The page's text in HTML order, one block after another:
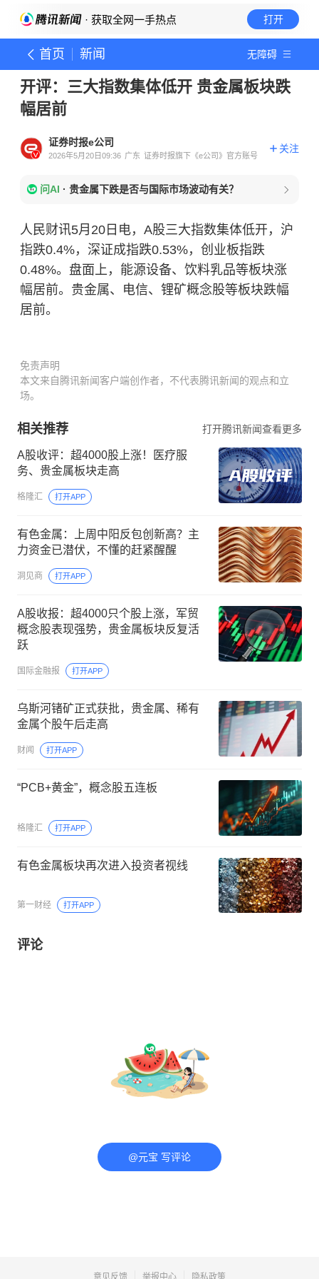
· 获取全网一手热点 打开
首页 新闻 无障碍
开评：三大指数集体低开 贵金属板块跌
幅居前
证券时报e公司
2026年5月20日09:36 广东 证券时报旗下《e公司》官方账号
关注
问AI · 贵金属下跌是否与国际市场波动有关？
人民财讯5月20日电，A股三大指数集体低开，沪
指跌0.4%，深证成指跌0.53%，创业板指跌
0.48%。盘面上，能源设备、饮料乳品等板块涨
幅居前。 贵金属、电信、锂矿概念股等板块跌幅
居前。
免责声明
本文来自腾讯新闻客户端创作者，不代表腾讯新闻的观点和立
场。
相关推荐 打开腾讯新闻查看更多
A股收评：超4000股上涨！医疗服
务、贵金属板块走高
格隆汇 打开APP
有色金属：上周中阳反包创新高？主
力资金已潜伏，不懂的赶紧醒醒
洞见商 打开APP
A股收报：超4000只个股上涨，军贸
概念股表现强势，贵金属板块反复活
跃
国际金融报 打开APP
乌斯河锗矿正式获批，贵金属、稀有
金属个股午后走高
财闻 打开APP
“PCB+黄金”，概念股五连板
格隆汇 打开APP
有色金属板块再次进入投资者视线
第一财经 打开APP
评论
@元宝 写评论
意见反馈 举报中心 隐私政策